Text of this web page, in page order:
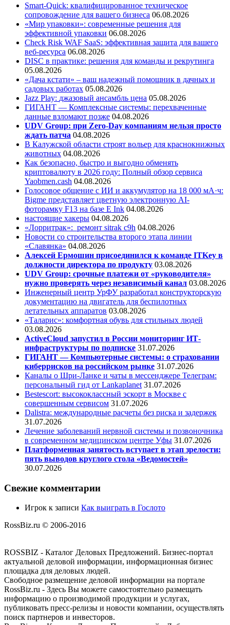
Smart-Quick: квалифицированное техническое
сопровождение для вашего бизнеса 06.08.2026
«Мир упаковки»: современные решения для
эффективной упаковки 06.08.2026
Check Risk WAF SaaS: эффективная защита для вашего
веб-ресурса 06.08.2026
DISC в практике: решения для команды и рекрутинга
05.08.2026
«Дача кстати» – ваш надежный помощник в дачных и
садовых работах 05.08.2026
Jazz Play: джазовый ансамбль цена 05.08.2026
ГИГАНТ — Комплексные системы: перехваченные
данные взломают позже 04.08.2026
UDV Group: при Zero-Day компаниям нельзя просто
ждать патча 04.08.2026
В Калужской области строят вольер для краснокнижных
животных 04.08.2026
Как безопасно, быстро и выгодно обменять
криптовалюту в 2026 году: Полный обзор сервиса
Yaobmen.cash 04.08.2026
Голосовое общение с ИИ и аккумулятор на 18 000 мА·ч:
Bigme представляет цветную электронную AI-
фоторамку F13 на базе E Ink 04.08.2026
настоящие хакеры 04.08.2026
«Лорритрак»: ремонт sitrak c9h 04.08.2026
Новости со строительства второго этапа линии
«Славянка» 04.08.2026
Алексей Ермошин присоединился к команде ITKey в
должности директора по продукту 03.08.2026
UDV Group: срочные платежи от «руководителя»
нужно проверять через независимый канал 03.08.2026
Инженерный центр УрФУ разработал конструкторскую
документацию на двигатель для беспилотных
летательных аппаратов 03.08.2026
«Таларис»: комфортная обувь для стильных людей
03.08.2026
ActiveCloud запустил в России мониторинг ИТ-
инфраструктуры по подписке 31.07.2026
ГИГАНТ — Компьютерные системы: о страховании
киберрисков на российском рынке 31.07.2026
Каналы о Шри-Ланке и чаты в мессенджере Телеграм:
персональный гид от Lankaplanet 31.07.2026
Bestescort: высококлассный эскорт в Москве с
совершенным сервисом 31.07.2026
Dalistra: международные расчеты без риска и задержек
31.07.2026
Лечение заболеваний нервной системы и позвоночника
в современном медицинском центре Уфы 31.07.2026
Платформенная занятость вступает в этап зрелости:
пять выводов круглого стола «Ведомостей»
30.07.2026
Свежие комментарии
Игрок к записи Как выиграть в Гослото
RossBiz.ru © 2006-2016
ROSSBIZ - Каталог Деловых Предложений. Бизнес-портал
актуальной деловой информации, информационная бизнес
площадка для деловых людей.
Свободное размещение деловой информации на портале
RossBiz.ru - Здесь Вы можете самостоятельно размещать
информацию о производимой продукции и услугах,
публиковать пресс-релизы и новости компании, осуществлять
поиск партнеров и инвесторов.